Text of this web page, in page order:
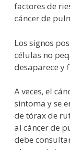
factores de
cáncer de
Los signos
células no
desaparece y
A veces, el
síntoma y se
de tórax de
al cáncer de
debe